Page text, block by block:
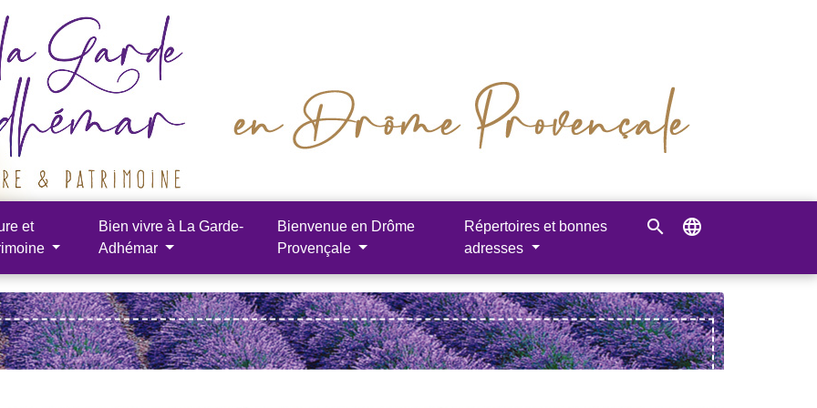
et
Bien vivre à La Garde-
Adhémar
Bienvenue en Drôme
Provençale
Répertoires et bonnes
adresses
search language